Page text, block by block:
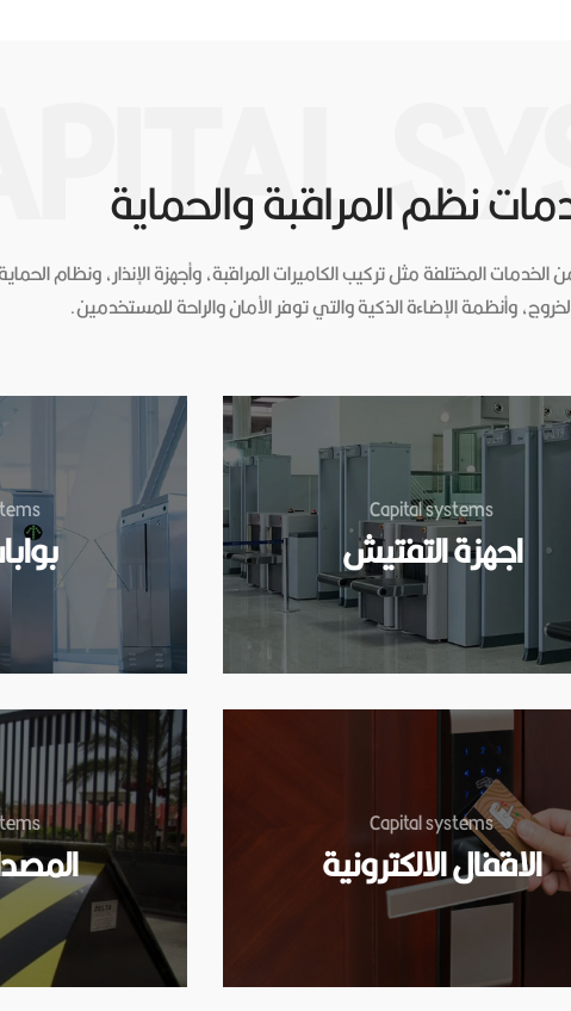
نظم المراقبة والحماية
المختلفة مثل تركيب الكاميرات المراقبة، وأجهزة الإنذار، ونظام
وأنظمة الإضاءة الذكية والتي توفر الأمان والراحة للمستخدمين.
Capital systems
اجهزة التفتيش
Capital systems
الاقفال الالكترونية